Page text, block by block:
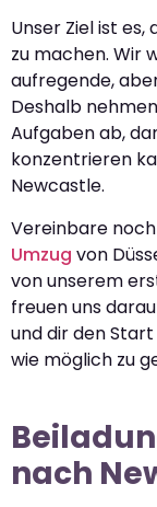
Unser Ziel ist
zu machen. Wir
aufregende,
Deshalb
Aufgaben ab,
konzentrieren
Newcastle.
Vereinbare
Umzug von
von unserem
freuen uns
und dir den
wie möglich zu
nach